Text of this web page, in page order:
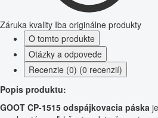
Záruka kvality Iba originálne produkty
O tomto produkte
Otázky a odpovede
Recenzie (0) (0 recenzií)
Popis produktu:
GOOT CP-1515 odspájkovacia páska